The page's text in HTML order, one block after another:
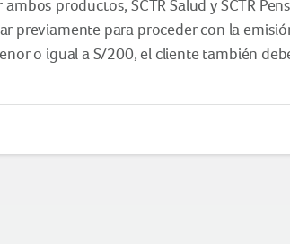
productos, SCTR Salud y SCTR
previamente para proceder con la
o igual a S/200, el cliente también